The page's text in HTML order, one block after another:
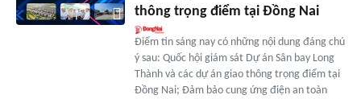
thông trọng điểm tại Đồng Nai
Điểm tin sáng nay có những nội dung đáng chú
ý sau: Quốc hội giám sát Dự án Sân bay Long
Thành và các dự án giao thông trọng điểm tại
Đồng Nai; Đảm bảo cung ứng điện an toàn